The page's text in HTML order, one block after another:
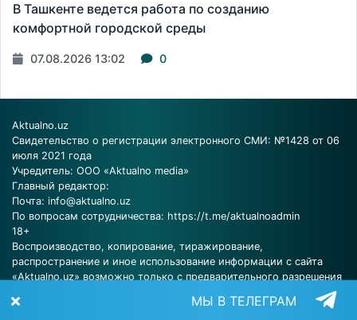
В Ташкенте ведется работа по созданию
комфортной городской среды
07.08.2026 13:02 0
Aktualno.uz
Свидетельство о регистрации электронного СМИ: №1428 от 06
июля 2021 года
Учредитель: ООО «Aktualno media»
Главный редактор:
Почта: info@aktualno.uz
По вопросам сотрудничества: https://t.me/aktualnoadmin
18+
Воспроизводство, копирование, тиражирование,
распространение и иное использование информации с сайта
«Aktualno.uz» возможно только с предварительного разрешения
МЫ В ТЕЛЕГРАМ